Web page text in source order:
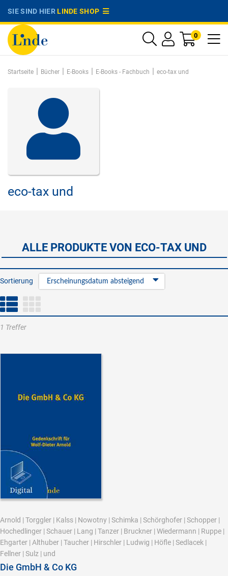
SIE SIND HIERLINDE SHOP
0
Startseite | Bücher | E-Books | E-Books - Fachbuch | eco-tax und
eco-tax und
ALLE PRODUKTE VON ECO-TAX UND
Sortierung Erscheinungsdatum absteigend
1 Treffer
Arnold | Torggler | Kalss | Nowotny | Schimka | Schörghofer | Schopper |
Hochedlinger | Schauer | Lang | Tanzer | Bruckner | Wiedermann | Ruppe |
Ehgarter | Althuber | Taucher | Hirschler | Ludwig | Höfle | Sedlacek |
Fellner | Sulz | und
Die GmbH & Co KG